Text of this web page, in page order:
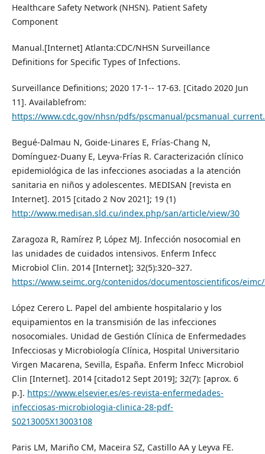
Healthcare Safety Network (NHSN). Patient Safety
Component
Manual.[Internet] Atlanta:CDC/NHSN Surveillance
Definitions for Specific Types of Infections.
Surveillance Definitions; 2020 17-1-- 17-63. [Citado 2020 Jun
11]. Availablefrom:
https://www.cdc.gov/nhsn/pdfs/pscmanual/
Begué-Dalmau N, Goide-Linares E, Frías-Chang N,
Domínguez-Duany E, Leyva-Frías R. Caracterización clínico
epidemiológica de las infecciones asociadas a la atención
sanitaria en niños y adolescentes. MEDISAN [revista en
Internet]. 2015 [citado 2 Nov 2021]; 19 (1)
http://www.medisan.sld.cu/index.php/san/article/view/30
Zaragoza R, Ramírez P, López MJ. Infección nosocomial en
las unidades de cuidados intensivos. Enferm Infecc
Microbiol Clin. 2014 [Internet]; 32(5):320–327.
https://www.seimc.org/contenidos/documentoscientificos/
López Cerero L. Papel del ambiente hospitalario y los
equipamientos en la transmisión de las infecciones
nosocomiales. Unidad de Gestión Clínica de Enfermedades
Infecciosas y Microbiología Clínica, Hospital Universitario
Virgen Macarena, Sevilla, España. Enferm Infecc Microbiol
Clin [Internet]. 2014 [citado12 Sept 2019]; 32(7): [aprox. 6
p.]. https://www.elsevier.es/es-revista-enfermedades-
infecciosas-microbiologia-clinica-28-pdf-
S0213005X13003108
Paris LM, Mariño CM, Maceira SZ, Castillo AA y Leyva FE.